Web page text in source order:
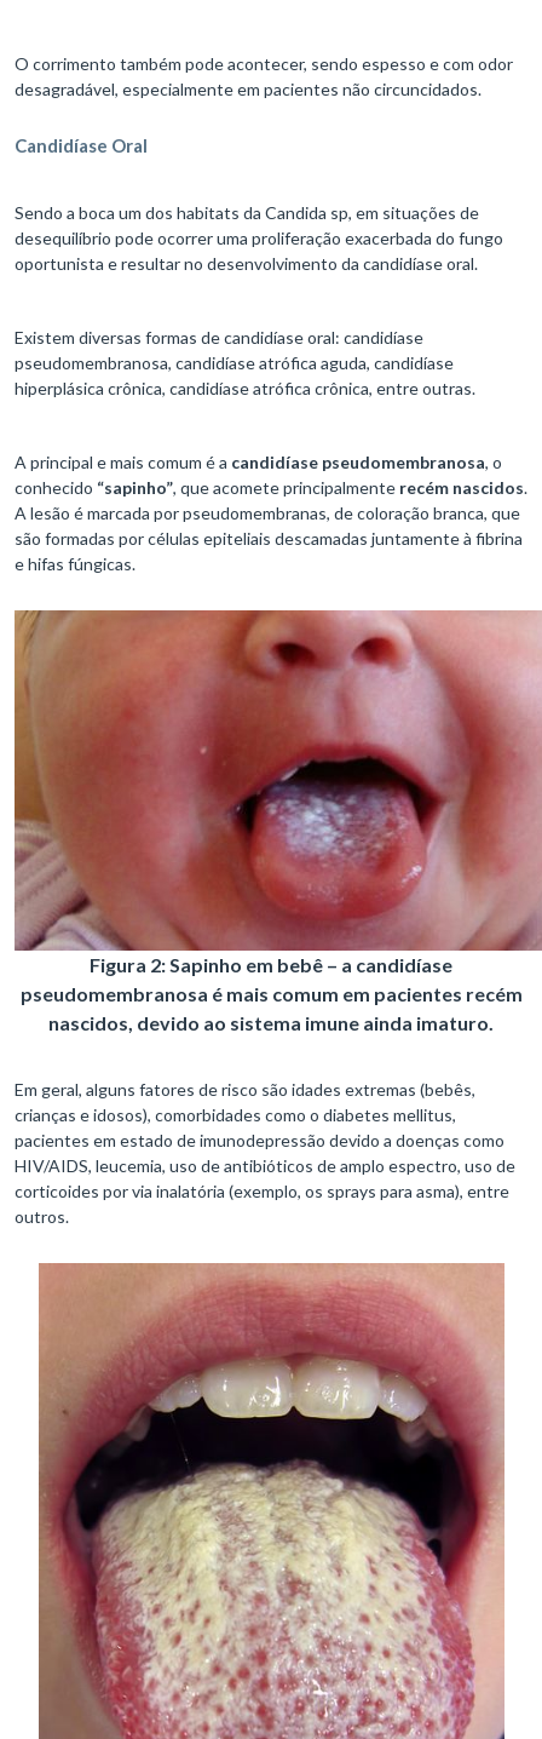
O corrimento também pode acontecer, sendo espesso e com odor
desagradável, especialmente em pacientes não circuncidados.
Candidíase Oral
Sendo a boca um dos habitats da Candida sp, em situações de
desequilíbrio pode ocorrer uma proliferação exacerbada do fungo
oportunista e resultar no desenvolvimento da candidíase oral.
Existem diversas formas de candidíase oral: candidíase
pseudomembranosa, candidíase atrófica aguda, candidíase
hiperplásica crônica, candidíase atrófica crônica, entre outras.
A principal e mais comum é a candidíase pseudomembranosa, o
conhecido “sapinho”, que acomete principalmente recém nascidos.
A lesão é marcada por pseudomembranas, de coloração branca, que
são formadas por células epiteliais descamadas juntamente à fibrina
e hifas fúngicas.
Figura 2: Sapinho em bebê – a candidíase
pseudomembranosa é mais comum em pacientes recém
nascidos, devido ao sistema imune ainda imaturo.
Em geral, alguns fatores de risco são idades extremas (bebês,
crianças e idosos), comorbidades como o diabetes mellitus,
pacientes em estado de imunodepressão devido a doenças como
HIV/AIDS, leucemia, uso de antibióticos de amplo espectro, uso de
corticoides por via inalatória (exemplo, os sprays para asma), entre
outros.